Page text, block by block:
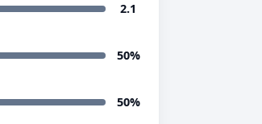
2.1
50%
50%